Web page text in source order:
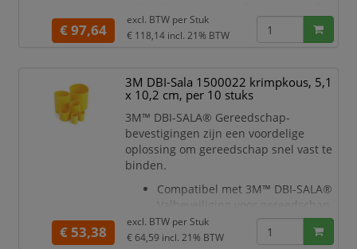
verminderd.
3M™ DBI-SALA® Valbeveiliging voor
werknemers verschillende
gereedschappen kunnen opbergen
terwijl ze op hoogte werken.
Compatibel met 3M™ DBI-SALA® en
Protecta® Harnassen.
€ 97,64
excl. BTW per Stuk
€ 118,14 incl. 21% BTW
3M DBI-Sala 1500022 krimpkous, 5,1
x 10,2 cm, per 10 stuks
3M™ DBI-SALA® Gereedschap-
bevestigingen zijn een voordelige
oplossing om gereedschap snel vast te
binden.
Compatibel met 3M™ DBI-SALA®
Valbeveiliging voor gereedschap.
Biedt werknemers een
bevestigingspunt om
€ 53,38
excl. BTW per Stuk
€ 64,59 incl. 21% BTW